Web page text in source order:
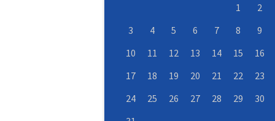
1
2
3
4 5 6 7 8
9
10
11 12 13 14 15
16
17
18 19 20 21 22
23
24
25 26 27 28 29
30